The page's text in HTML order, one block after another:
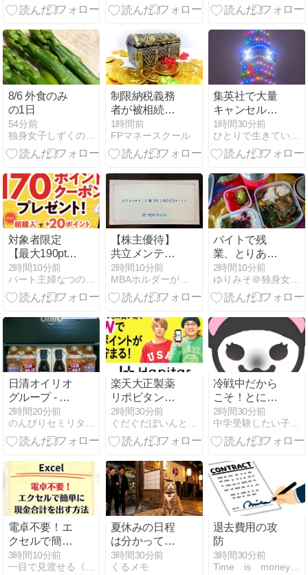
8/12【15万名
る】-196！
8/6 外食のみ
の1日
54分前
独身女子しずくの「日々を丁寧に暮らしたい」
制限納税義務
者が被相続人
の葬式費用を
負担した場合
には、相続税
計算におい
て、その負担
した金額を控
除することが
可能ですか？
1時間前
FPマネースクール
集英社で大量
キャンセルし
て逮捕
1時間30分前
ひとりで生きていくために〜 All roads
対象者限定
【最大190ptも
らえる】ジョ
ージア｜朝購
入でお得！激
琲が飲める♡
2時間10分前
パート主婦なつの節約ブログ
【株主優待】
共立メンテナ
ンス（9616）
の優待はドー
ミーインだけ
フェやランチ
でも使える🍽️
MBA的解説
2時間10分前
MBAホルダーが保有している株主優待銘柄
バイトで残
業、とりあえ
ずビアをプシ
ッ。
2時間10分前
ゆりみそ＠独身女のいつものごはん
日清オイリオ
グループ - 株
主優待 (2026
年6月)
2時間20分前
のんびりセミリタイア生活を目指す
楽天大正製薬
リポビタン熱
中症対策キャ
ンペーン、2
点以上お気に
楽天ポイント
5ポイントを
プレゼント。
8/14 9:59ま
で。
2時間30分前
ぐだぐだぽいんと日記
冷戦中だから
こそ！とにか
く追い出
せ！！塾に出
せ！！！
2時間30分前
中学受験したい子供が2人います
電卓不要！エ
クセルで簡単
に現金合計を
出す方法
3時間10分前
一目で見渡せる《スッキリ家計簿》
夏休みの日程
は分かって
も、予定はな
し
3時間30分前
くるメモ
退去費用の攻
防
3時間30分前
Time is moneyキムのお金日記